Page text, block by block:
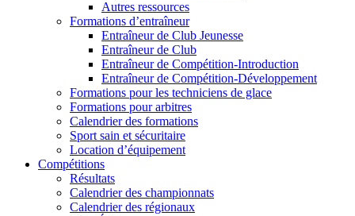
Autres ressources
Formations d’entraîneur
Entraîneur de Club Jeunesse
Entraîneur de Club
Entraîneur de Compétition-Introduction
Entraîneur de Compétition-Développement
Formations pour les techniciens de glace
Formations pour arbitres
Calendrier des formations
Sport sain et sécuritaire
Location d’équipement
Compétitions
Résultats
Calendrier des championnats
Calendrier des régionaux